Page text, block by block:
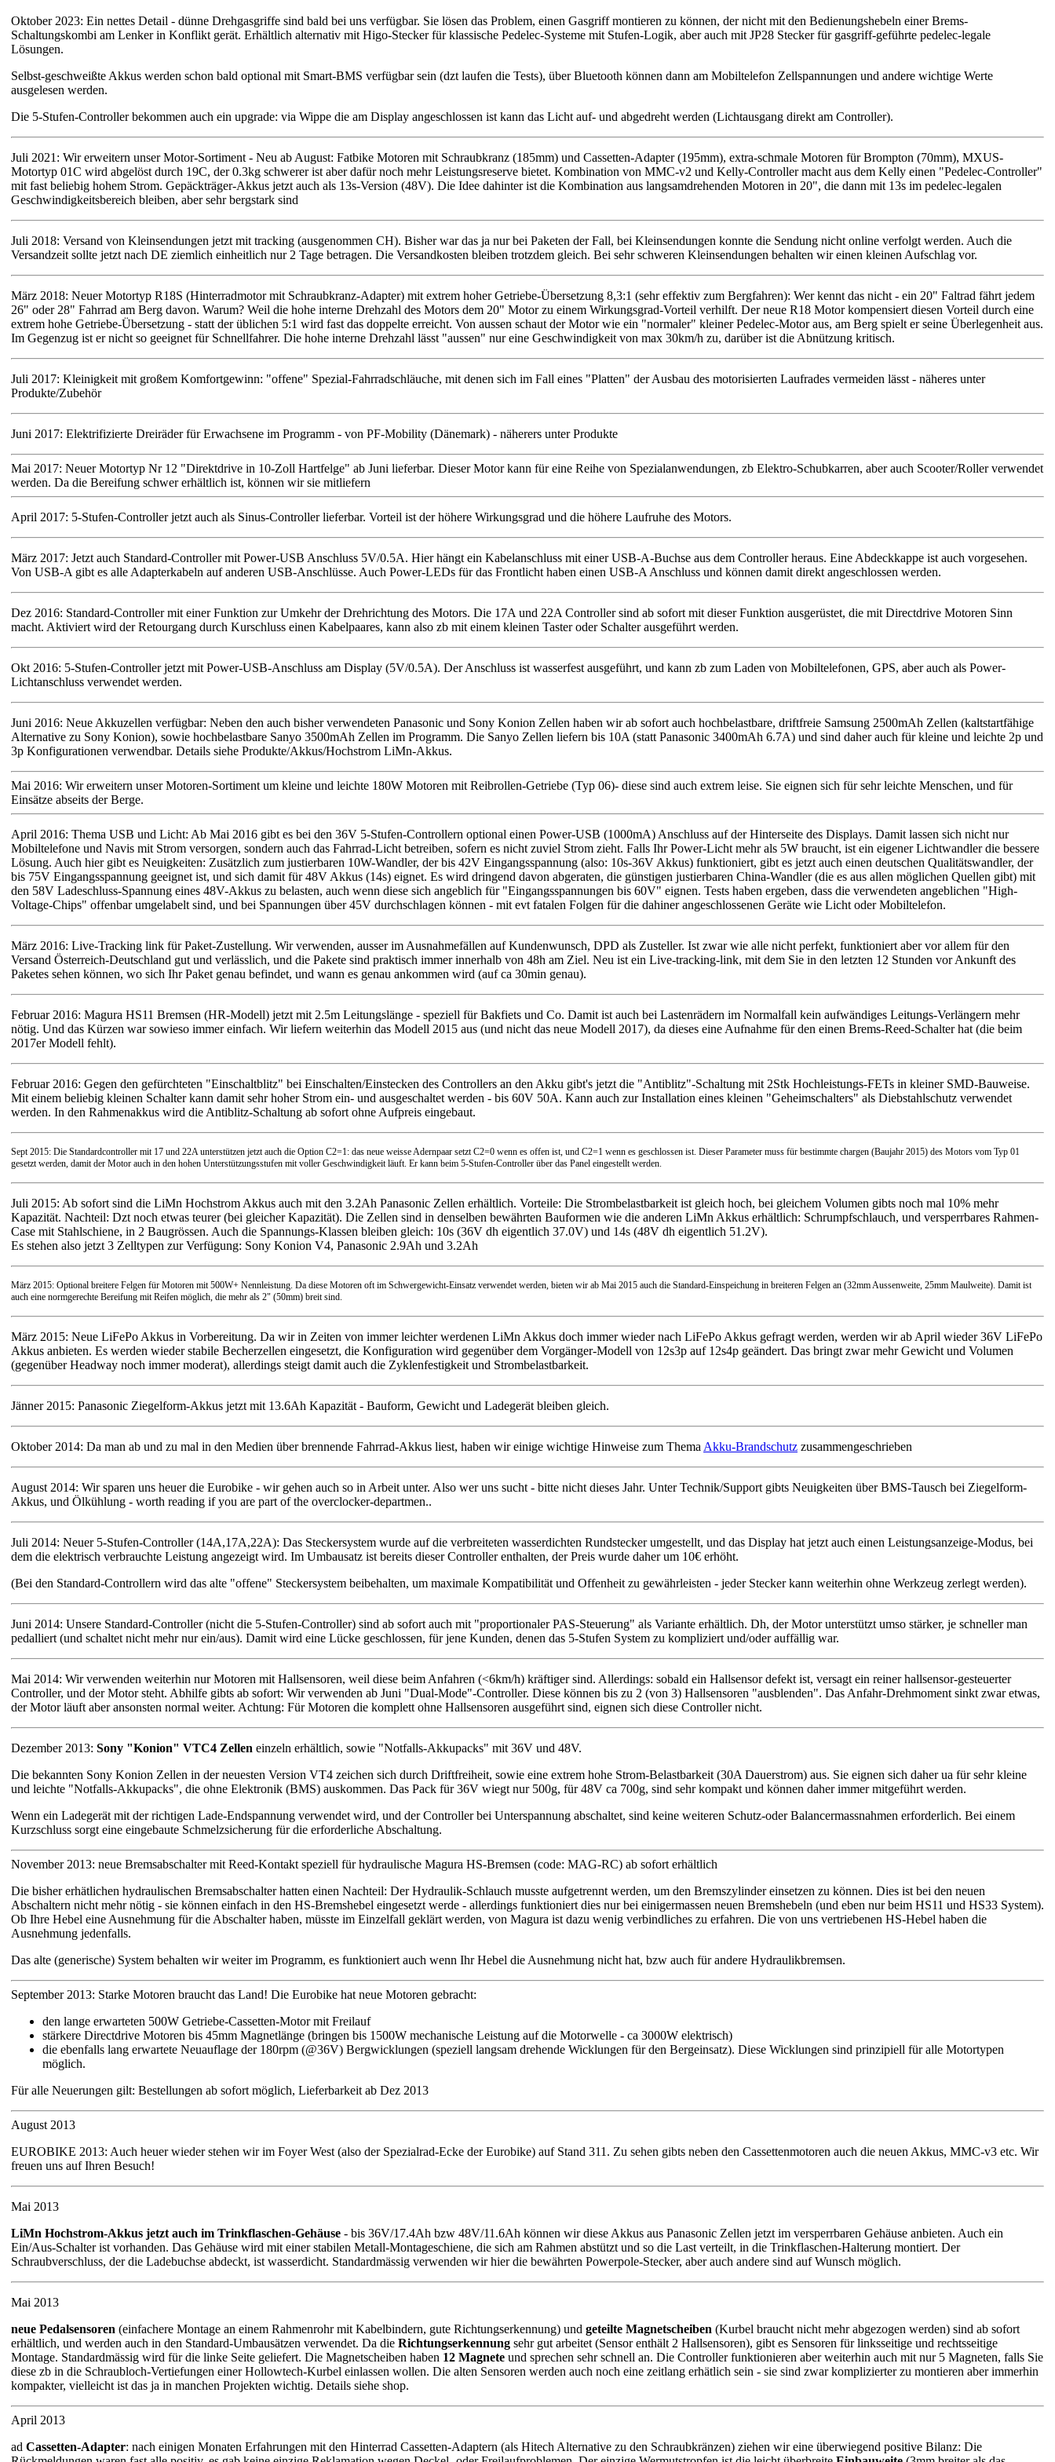
Oktober 2023: Ein nettes Detail - dünne Drehgasgriffe sind bald bei uns verfügbar. Sie lösen das Problem, einen Gasgriff montieren zu können, der nicht mit den Bedienungshebeln einer Brems-
Schaltungskombi am Lenker in Konflikt gerät. Erhältlich alternativ mit Higo-Stecker für klassische Pedelec-Systeme mit Stufen-Logik, aber auch mit JP28 Stecker für gasgriff-geführte pedelec-legale
Lösungen.
Selbst-geschweißte Akkus werden schon bald optional mit Smart-BMS verfügbar sein (dzt laufen die Tests), über Bluetooth können dann am Mobiltelefon Zellspannungen und andere wichtige Werte
ausgelesen werden.
Die 5-Stufen-Controller bekommen auch ein upgrade: via Wippe die am Display angeschlossen ist kann das Licht auf- und abgedreht werden (Lichtausgang direkt am Controller).
Juli 2021: Wir erweitern unser Motor-Sortiment - Neu ab August: Fatbike Motoren mit Schraubkranz (185mm) und Cassetten-Adapter (195mm), extra-schmale Motoren für Brompton (70mm), MXUS-
Motortyp 01C wird abgelöst durch 19C, der 0.3kg schwerer ist aber dafür noch mehr Leistungsreserve bietet. Kombination von MMC-v2 und Kelly-Controller macht aus dem Kelly einen "Pedelec-Controller"
mit fast beliebig hohem Strom. Gepäckträger-Akkus jetzt auch als 13s-Version (48V). Die Idee dahinter ist die Kombination aus langsamdrehenden Motoren in 20", die dann mit 13s im pedelec-legalen
Geschwindigkeitsbereich bleiben, aber sehr bergstark sind
Juli 2018: Versand von Kleinsendungen jetzt mit tracking (ausgenommen CH). Bisher war das ja nur bei Paketen der Fall, bei Kleinsendungen konnte die Sendung nicht online verfolgt werden. Auch die
Versandzeit sollte jetzt nach DE ziemlich einheitlich nur 2 Tage betragen. Die Versandkosten bleiben trotzdem gleich. Bei sehr schweren Kleinsendungen behalten wir einen kleinen Aufschlag vor.
März 2018: Neuer Motortyp R18S (Hinterradmotor mit Schraubkranz-Adapter) mit extrem hoher Getriebe-Übersetzung 8,3:1 (sehr effektiv zum Bergfahren): Wer kennt das nicht - ein 20" Faltrad fährt jedem
26" oder 28" Fahrrad am Berg davon. Warum? Weil die hohe interne Drehzahl des Motors dem 20" Motor zu einem Wirkungsgrad-Vorteil verhilft. Der neue R18 Motor kompensiert diesen Vorteil durch eine
extrem hohe Getriebe-Übersetzung - statt der üblichen 5:1 wird fast das doppelte erreicht. Von aussen schaut der Motor wie ein "normaler" kleiner Pedelec-Motor aus, am Berg spielt er seine Überlegenheit aus.
Im Gegenzug ist er nicht so geeignet für Schnellfahrer. Die hohe interne Drehzahl lässt "aussen" nur eine Geschwindigkeit von max 30km/h zu, darüber ist die Abnützung kritisch.
Juli 2017: Kleinigkeit mit großem Komfortgewinn: "offene" Spezial-Fahrradschläuche, mit denen sich im Fall eines "Platten" der Ausbau des motorisierten Laufrades vermeiden lässt - näheres unter
Produkte/Zubehör
Juni 2017: Elektrifizierte Dreiräder für Erwachsene im Programm - von PF-Mobility (Dänemark) - näherers unter Produkte
Mai 2017: Neuer Motortyp Nr 12 "Direktdrive in 10-Zoll Hartfelge" ab Juni lieferbar. Dieser Motor kann für eine Reihe von Spezialanwendungen, zb Elektro-Schubkarren, aber auch Scooter/Roller verwendet
werden. Da die Bereifung schwer erhältlich ist, können wir sie mitliefern
April 2017: 5-Stufen-Controller jetzt auch als Sinus-Controller lieferbar. Vorteil ist der höhere Wirkungsgrad und die höhere Laufruhe des Motors.
März 2017: Jetzt auch Standard-Controller mit Power-USB Anschluss 5V/0.5A. Hier hängt ein Kabelanschluss mit einer USB-A-Buchse aus dem Controller heraus. Eine Abdeckkappe ist auch vorgesehen.
Von USB-A gibt es alle Adapterkabeln auf anderen USB-Anschlüsse. Auch Power-LEDs für das Frontlicht haben einen USB-A Anschluss und können damit direkt angeschlossen werden.
Dez 2016: Standard-Controller mit einer Funktion zur Umkehr der Drehrichtung des Motors. Die 17A und 22A Controller sind ab sofort mit dieser Funktion ausgerüstet, die mit Directdrive Motoren Sinn
macht. Aktiviert wird der Retourgang durch Kurschluss einen Kabelpaares, kann also zb mit einem kleinen Taster oder Schalter ausgeführt werden.
Okt 2016: 5-Stufen-Controller jetzt mit Power-USB-Anschluss am Display (5V/0.5A). Der Anschluss ist wasserfest ausgeführt, und kann zb zum Laden von Mobiltelefonen, GPS, aber auch als Power-
Lichtanschluss verwendet werden.
Juni 2016: Neue Akkuzellen verfügbar: Neben den auch bisher verwendeten Panasonic und Sony Konion Zellen haben wir ab sofort auch hochbelastbare, driftfreie Samsung 2500mAh Zellen (kaltstartfähige
Alternative zu Sony Konion), sowie hochbelastbare Sanyo 3500mAh Zellen im Programm. Die Sanyo Zellen liefern bis 10A (statt Panasonic 3400mAh 6.7A) und sind daher auch für kleine und leichte 2p und
3p Konfigurationen verwendbar. Details siehe Produkte/Akkus/Hochstrom LiMn-Akkus.
Mai 2016: Wir erweitern unser Motoren-Sortiment um kleine und leichte 180W Motoren mit Reibrollen-Getriebe (Typ 06)- diese sind auch extrem leise. Sie eignen sich für sehr leichte Menschen, und für
Einsätze abseits der Berge.
April 2016: Thema USB und Licht: Ab Mai 2016 gibt es bei den 36V 5-Stufen-Controllern optional einen Power-USB (1000mA) Anschluss auf der Hinterseite des Displays. Damit lassen sich nicht nur
Mobiltelefone und Navis mit Strom versorgen, sondern auch das Fahrrad-Licht betreiben, sofern es nicht zuviel Strom zieht. Falls Ihr Power-Licht mehr als 5W braucht, ist ein eigener Lichtwandler die bessere
Lösung. Auch hier gibt es Neuigkeiten: Zusätzlich zum justierbaren 10W-Wandler, der bis 42V Eingangsspannung (also: 10s-36V Akkus) funktioniert, gibt es jetzt auch einen deutschen Qualitätswandler, der
bis 75V Eingangsspannung geeignet ist, und sich damit für 48V Akkus (14s) eignet. Es wird dringend davon abgeraten, die günstigen justierbaren China-Wandler (die es aus allen möglichen Quellen gibt) mit
den 58V Ladeschluss-Spannung eines 48V-Akkus zu belasten, auch wenn diese sich angeblich für "Eingangsspannungen bis 60V" eignen. Tests haben ergeben, dass die verwendeten angeblichen "High-
Voltage-Chips" offenbar umgelabelt sind, und bei Spannungen über 45V durchschlagen können - mit evt fatalen Folgen für die dahiner angeschlossenen Geräte wie Licht oder Mobiltelefon.
März 2016: Live-Tracking link für Paket-Zustellung. Wir verwenden, ausser im Ausnahmefällen auf Kundenwunsch, DPD als Zusteller. Ist zwar wie alle nicht perfekt, funktioniert aber vor allem für den
Versand Österreich-Deutschland gut und verlässlich, und die Pakete sind praktisch immer innerhalb von 48h am Ziel. Neu ist ein Live-tracking-link, mit dem Sie in den letzten 12 Stunden vor Ankunft des
Paketes sehen können, wo sich Ihr Paket genau befindet, und wann es genau ankommen wird (auf ca 30min genau).
Februar 2016: Magura HS11 Bremsen (HR-Modell) jetzt mit 2.5m Leitungslänge - speziell für Bakfiets und Co. Damit ist auch bei Lastenrädern im Normalfall kein aufwändiges Leitungs-Verlängern mehr
nötig. Und das Kürzen war sowieso immer einfach. Wir liefern weiterhin das Modell 2015 aus (und nicht das neue Modell 2017), da dieses eine Aufnahme für den einen Brems-Reed-Schalter hat (die beim
2017er Modell fehlt).
Februar 2016: Gegen den gefürchteten "Einschaltblitz" bei Einschalten/Einstecken des Controllers an den Akku gibt's jetzt die "Antiblitz"-Schaltung mit 2Stk Hochleistungs-FETs in kleiner SMD-Bauweise.
Mit einem beliebig kleinen Schalter kann damit sehr hoher Strom ein- und ausgeschaltet werden - bis 60V 50A. Kann auch zur Installation eines kleinen "Geheimschalters" als Diebstahlschutz verwendet
werden. In den Rahmenakkus wird die Antiblitz-Schaltung ab sofort ohne Aufpreis eingebaut.
Sept 2015: Die Standardcontroller mit 17 und 22A unterstützen jetzt auch die Option C2=1: das neue weisse Adernpaar setzt C2=0 wenn es offen ist, und C2=1 wenn es geschlossen ist. Dieser Parameter muss für bestimmte chargen (Baujahr 2015) des Motors vom Typ 01
gesetzt werden, damit der Motor auch in den hohen Unterstützungsstufen mit voller Geschwindigkeit läuft. Er kann beim 5-Stufen-Controller über das Panel eingestellt werden.
Juli 2015: Ab sofort sind die LiMn Hochstrom Akkus auch mit den 3.2Ah Panasonic Zellen erhältlich. Vorteile: Die Strombelastbarkeit ist gleich hoch, bei gleichem Volumen gibts noch mal 10% mehr
Kapazität. Nachteil: Dzt noch etwas teurer (bei gleicher Kapazität). Die Zellen sind in denselben bewährten Bauformen wie die anderen LiMn Akkus erhältlich: Schrumpfschlauch, und versperrbares Rahmen-
Case mit Stahlschiene, in 2 Baugrössen. Auch die Spannungs-Klassen bleiben gleich: 10s (36V dh eigentlich 37.0V) und 14s (48V dh eigentlich 51.2V).
Es stehen also jetzt 3 Zelltypen zur Verfügung: Sony Konion V4, Panasonic 2.9Ah und 3.2Ah
März 2015: Optional breitere Felgen für Motoren mit 500W+ Nennleistung. Da diese Motoren oft im Schwergewicht-Einsatz verwendet werden, bieten wir ab Mai 2015 auch die Standard-Einspeichung in breiteren Felgen an (32mm Aussenweite, 25mm Maulweite). Damit ist
auch eine normgerechte Bereifung mit Reifen möglich, die mehr als 2" (50mm) breit sind.
März 2015: Neue LiFePo Akkus in Vorbereitung. Da wir in Zeiten von immer leichter werdenen LiMn Akkus doch immer wieder nach LiFePo Akkus gefragt werden, werden wir ab April wieder 36V LiFePo
Akkus anbieten. Es werden wieder stabile Becherzellen eingesetzt, die Konfiguration wird gegenüber dem Vorgänger-Modell von 12s3p auf 12s4p geändert. Das bringt zwar mehr Gewicht und Volumen
(gegenüber Headway noch immer moderat), allerdings steigt damit auch die Zyklenfestigkeit und Strombelastbarkeit.
Jänner 2015: Panasonic Ziegelform-Akkus jetzt mit 13.6Ah Kapazität - Bauform, Gewicht und Ladegerät bleiben gleich.
Oktober 2014: Da man ab und zu mal in den Medien über brennende Fahrrad-Akkus liest, haben wir einige wichtige Hinweise zum ThemaAkku-Brandschutz zusammengeschrieben
August 2014: Wir sparen uns heuer die Eurobike - wir gehen auch so in Arbeit unter. Also wer uns sucht - bitte nicht dieses Jahr. Unter Technik/Support gibts Neuigkeiten über BMS-Tausch bei Ziegelform-
Akkus, und Ölkühlung - worth reading if you are part of the overclocker-departmen..
Juli 2014: Neuer 5-Stufen-Controller (14A,17A,22A): Das Steckersystem wurde auf die verbreiteten wasserdichten Rundstecker umgestellt, und das Display hat jetzt auch einen Leistungsanzeige-Modus, bei
dem die elektrisch verbrauchte Leistung angezeigt wird. Im Umbausatz ist bereits dieser Controller enthalten, der Preis wurde daher um 10€ erhöht.
(Bei den Standard-Controllern wird das alte "offene" Steckersystem beibehalten, um maximale Kompatibilität und Offenheit zu gewährleisten - jeder Stecker kann weiterhin ohne Werkzeug zerlegt werden).
Juni 2014: Unsere Standard-Controller (nicht die 5-Stufen-Controller) sind ab sofort auch mit "proportionaler PAS-Steuerung" als Variante erhältlich. Dh, der Motor unterstützt umso stärker, je schneller man
pedalliert (und schaltet nicht mehr nur ein/aus). Damit wird eine Lücke geschlossen, für jene Kunden, denen das 5-Stufen System zu kompliziert und/oder auffällig war.
Mai 2014: Wir verwenden weiterhin nur Motoren mit Hallsensoren, weil diese beim Anfahren (<6km/h) kräftiger sind. Allerdings: sobald ein Hallsensor defekt ist, versagt ein reiner hallsensor-gesteuerter
Controller, und der Motor steht. Abhilfe gibts ab sofort: Wir verwenden ab Juni "Dual-Mode"-Controller. Diese können bis zu 2 (von 3) Hallsensoren "ausblenden". Das Anfahr-Drehmoment sinkt zwar etwas,
der Motor läuft aber ansonsten normal weiter. Achtung: Für Motoren die komplett ohne Hallsensoren ausgeführt sind, eignen sich diese Controller nicht.
Dezember 2013: Sony "Konion" VTC4 Zellen einzeln erhältlich, sowie "Notfalls-Akkupacks" mit 36V und 48V.
Die bekannten Sony Konion Zellen in der neuesten Version VT4 zeichen sich durch Driftfreiheit, sowie eine extrem hohe Strom-Belastbarkeit (30A Dauerstrom) aus. Sie eignen sich daher ua für sehr kleine
und leichte "Notfalls-Akkupacks", die ohne Elektronik (BMS) auskommen. Das Pack für 36V wiegt nur 500g, für 48V ca 700g, sind sehr kompakt und können daher immer mitgeführt werden.
Wenn ein Ladegerät mit der richtigen Lade-Endspannung verwendet wird, und der Controller bei Unterspannung abschaltet, sind keine weiteren Schutz-oder Balancermassnahmen erforderlich. Bei einem
Kurzschluss sorgt eine eingebaute Schmelzsicherung für die erforderliche Abschaltung.
November 2013: neue Bremsabschalter mit Reed-Kontakt speziell für hydraulische Magura HS-Bremsen (code: MAG-RC) ab sofort erhältlich
Die bisher erhätlichen hydraulischen Bremsabschalter hatten einen Nachteil: Der Hydraulik-Schlauch musste aufgetrennt werden, um den Bremszylinder einsetzen zu können. Dies ist bei den neuen
Abschaltern nicht mehr nötig - sie können einfach in den HS-Bremshebel eingesetzt werde - allerdings funktioniert dies nur bei einigermassen neuen Bremshebeln (und eben nur beim HS11 und HS33 System).
Ob Ihre Hebel eine Ausnehmung für die Abschalter haben, müsste im Einzelfall geklärt werden, von Magura ist dazu wenig verbindliches zu erfahren. Die von uns vertriebenen HS-Hebel haben die
Ausnehmung jedenfalls.
Das alte (generische) System behalten wir weiter im Programm, es funktioniert auch wenn Ihr Hebel die Ausnehmung nicht hat, bzw auch für andere Hydraulikbremsen.
September 2013: Starke Motoren braucht das Land! Die Eurobike hat neue Motoren gebracht:
den lange erwarteten 500W Getriebe-Cassetten-Motor mit Freilauf
stärkere Directdrive Motoren bis 45mm Magnetlänge (bringen bis 1500W mechanische Leistung auf die Motorwelle - ca 3000W elektrisch)
die ebenfalls lang erwartete Neuauflage der 180rpm (@36V) Bergwicklungen (speziell langsam drehende Wicklungen für den Bergeinsatz). Diese Wicklungen sind prinzipiell für alle Motortypen
möglich.
Für alle Neuerungen gilt: Bestellungen ab sofort möglich, Lieferbarkeit ab Dez 2013
August 2013
EUROBIKE 2013: Auch heuer wieder stehen wir im Foyer West (also der Spezialrad-Ecke der Eurobike) auf Stand 311. Zu sehen gibts neben den Cassettenmotoren auch die neuen Akkus, MMC-v3 etc. Wir
freuen uns auf Ihren Besuch!
Mai 2013
LiMn Hochstrom-Akkus jetzt auch im Trinkflaschen-Gehäuse - bis 36V/17.4Ah bzw 48V/11.6Ah können wir diese Akkus aus Panasonic Zellen jetzt im versperrbaren Gehäuse anbieten. Auch ein
Ein/Aus-Schalter ist vorhanden. Das Gehäuse wird mit einer stabilen Metall-Montageschiene, die sich am Rahmen abstützt und so die Last verteilt, in die Trinkflaschen-Halterung montiert. Der
Schraubverschluss, der die Ladebuchse abdeckt, ist wasserdicht. Standardmässig verwenden wir hier die bewährten Powerpole-Stecker, aber auch andere sind auf Wunsch möglich.
Mai 2013
neue Pedalsensoren (einfachere Montage an einem Rahmenrohr mit Kabelbindern, gute Richtungserkennung) und geteilte Magnetscheiben (Kurbel braucht nicht mehr abgezogen werden) sind ab sofort
erhältlich, und werden auch in den Standard-Umbausätzen verwendet. Da die Richtungserkennung sehr gut arbeitet (Sensor enthält 2 Hallsensoren), gibt es Sensoren für linksseitige und rechtsseitige
Montage. Standardmässig wird für die linke Seite geliefert. Die Magnetscheiben haben 12 Magnete und sprechen sehr schnell an. Die Controller funktionieren aber weiterhin auch mit nur 5 Magneten, falls Sie
diese zb in die Schraubloch-Vertiefungen einer Hollowtech-Kurbel einlassen wollen. Die alten Sensoren werden auch noch eine zeitlang erhätlich sein - sie sind zwar komplizierter zu montieren aber immerhin
kompakter, vielleicht ist das ja in manchen Projekten wichtig. Details siehe shop.
April 2013
ad Cassetten-Adapter: nach einigen Monaten Erfahrungen mit den Hinterrad Cassetten-Adaptern (als Hitech Alternative zu den Schraubkränzen) ziehen wir eine überwiegend positive Bilanz: Die